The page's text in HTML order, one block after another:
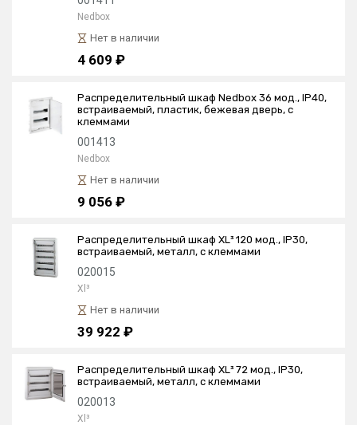
Nedbox
Нет в наличии
4 609 ₽
Распределительный шкаф Nedbox 36 мод., IP40,
встраиваемый, пластик, бежевая дверь, с
клеммами
001413
Nedbox
Нет в наличии
9 056 ₽
Распределительный шкаф XL³ 120 мод., IP30,
встраиваемый, металл, с клеммами
020015
Xl³
Нет в наличии
39 922 ₽
Распределительный шкаф XL³ 72 мод., IP30,
встраиваемый, металл, с клеммами
020013
Xl³